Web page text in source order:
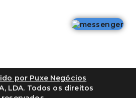
por Puxe Negócios
LDA. Todos os direitos